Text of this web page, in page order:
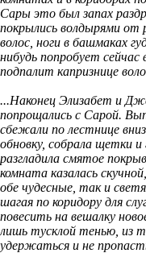
Сары это был запах
покрылись волдырями
волос, ноги в башмаках
нибудь попробует
подпалит капризнице
...Наконец Элизабет и
попрощались с Сарой.
сбежали по лестнице
обновку, собрала щетки и
разгладила смятое
комната казалась
обе чудесные, так и
шагая по коридору для
повесить на вешалку
лишь тусклой тенью, из
удержаться и не